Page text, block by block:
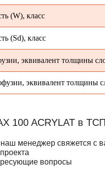
(W), класс
(Sd), класс
эквивалент толщины
эквивалент толщины
менеджер свяжется с
вопросы
100 ACRYLAT в